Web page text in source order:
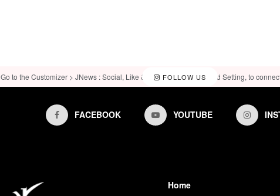
FOLLOW US
Go to the Customizer > JNews : Social, Like & View > Instagram Feed Setting, to
FACEBOOK YOUTUBE
Home